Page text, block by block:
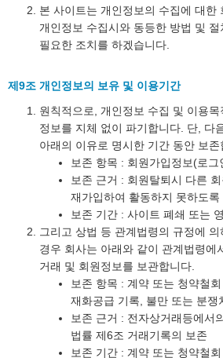
본 사이트는 개인정보의 수집에 대한
개인정보 수집시와 동등한 방법 및
필요한 조치를 하겠습니다.
제9조 개인정보의 보유 및 이용기간
원칙적으로, 개인정보 수집 및 이용
정보를 지체 없이 파기합니다. 단, 다
아래의 이유로 명시한 기간 동안 보존
보존 항목 : 회원가입정보(로
보존 근거 : 회원탈퇴시 다른
재가입하여 활동하지 못하도록
보존 기간 : 사이트 폐쇄 또는
그리고 상법 등 관계법령의 규정에
경우 회사는 아래와 같이 관계법령에
거래 및 회원정보를 보관합니다.
보존 항목 : 계약 또는 청약철
재화공급 기록, 불만 또는 분쟁
보존 근거 : 전자상거래등에서
법률 제6조 거래기록의 보존
보존 기간 : 계약 또는 청약철